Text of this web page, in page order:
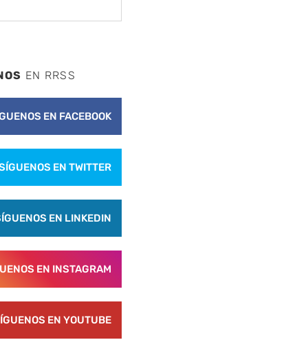
EN RRSS
EN FACEBOOK
EN TWITTER
EN LINKEDIN
EN INSTAGRAM
EN YOUTUBE